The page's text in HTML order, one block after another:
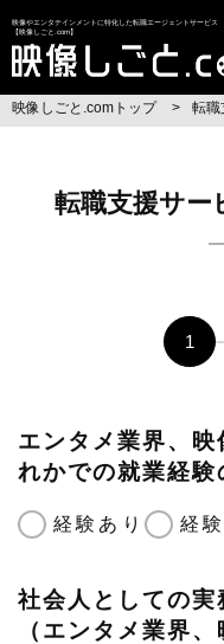
映像やエンタテインメントに特化した転職エージェントサービス
【映像しごと.com】
映像しごと.comトップ 転職
転職支援サー
1
エンタメ業界、
れかでの就業経験
経験あり 経
社会人としての実
（エンタメ業界